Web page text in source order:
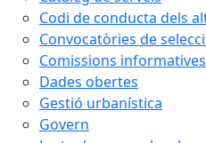
Codi de conducta dels
Convocatòries de
Comissions informatives
Dades obertes
Gestió urbanística
Govern